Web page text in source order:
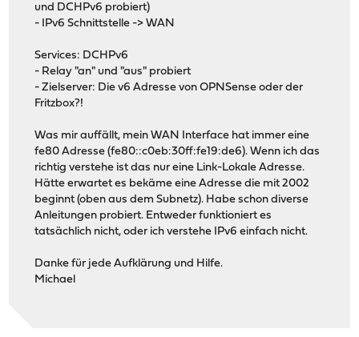
und DCHPv6 probiert)
- IPv6 Schnittstelle -> WAN
Services: DCHPv6
- Relay "an" und "aus" probiert
- Zielserver: Die v6 Adresse von OPNSense oder der
Fritzbox?!
Was mir auffällt, mein WAN Interface hat immer eine
fe80 Adresse (fe80::c0eb:30ff:fe19:de6). Wenn ich das
richtig verstehe ist das nur eine Link-Lokale Adresse.
Hätte erwartet es bekäme eine Adresse die mit 2002
beginnt (oben aus dem Subnetz). Habe schon diverse
Anleitungen probiert. Entweder funktioniert es
tatsächlich nicht, oder ich verstehe IPv6 einfach nicht.
Danke für jede Aufklärung und Hilfe.
Michael